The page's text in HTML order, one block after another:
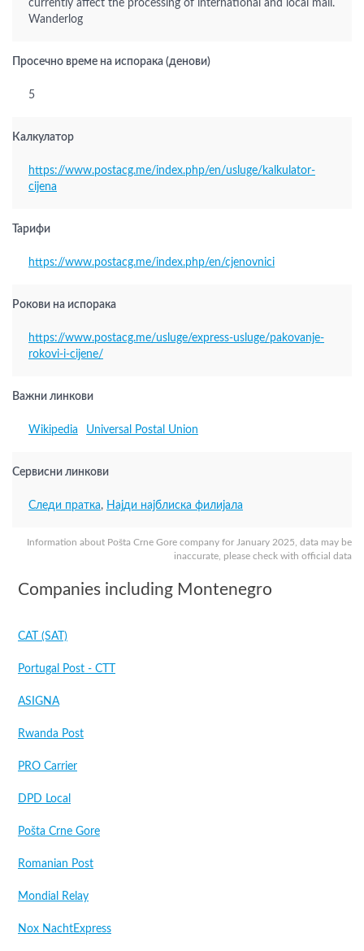
Information about Pošta Crne Gore company for January 2025, data may be
inaccurate, please check with official data
currently affect the processing of international and local mail.
Wanderlog
Просечно време на испорака (денови)
5
Калкулатор
https://www.postacg.me/index.php/en/usluge/kalkulator-
cijena
Тарифи
https://www.postacg.me/index.php/en/cjenovnici
Рокови на испорака
https://www.postacg.me/usluge/express-usluge/pakovanje-
rokovi-i-cijene/
Важни линкови
Wikipedia Universal Postal Union
Сервисни линкови
Следи пратка, Најди најблиска филијала
Companies including Montenegro
САТ (SAT)
Portugal Post - CTT
ASIGNA
Rwanda Post
PRO Carrier
DPD Local
Pošta Crne Gore
Romanian Post
Mondial Relay
Nox NachtExpress